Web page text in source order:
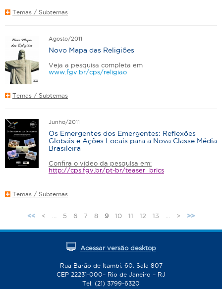
Temas / Subtemas
Agosto/2011
Novo Mapa das Religiões
Veja a pesquisa completa em
www.fgv.br/cps/religiao
Temas / Subtemas
Junho/2011
Os Emergentes dos Emergentes: Reflexões
Globais e Ações Locais para a Nova Classe Média
Brasileira
Confira o vídeo da pesquisa em:
http://cps.fgv.br/pt-br/teaser_brics
Temas / Subtemas
á
<< < 5 6 7 8 9 10 11 12 13 > >>
Acessar versão desktop
Rua Barão de Itambi, 60, Sala 807
CEP 22231-000– Rio de Janeiro – RJ
Tel: (21) 3799-6320